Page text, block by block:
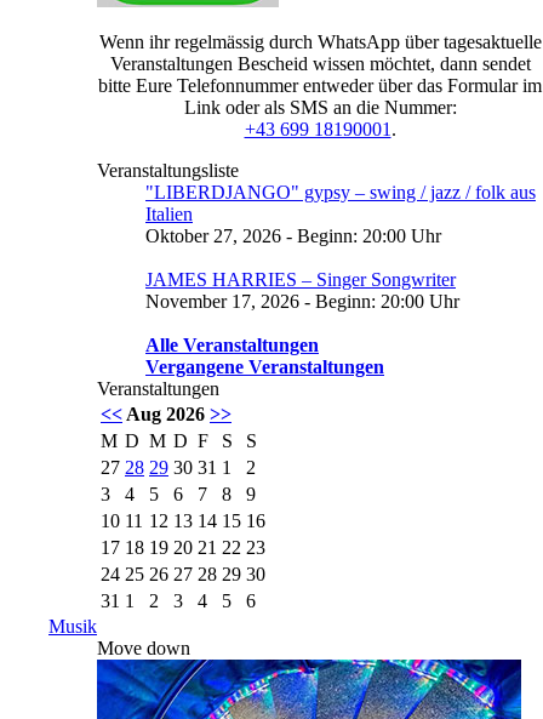
Wenn ihr regelmässig durch WhatsApp über tagesaktuelle
Veranstaltungen Bescheid wissen möchtet, dann sendet
bitte Eure Telefonnummer entweder über das Formular im
Link oder als SMS an die Nummer:
+43 699 18190001 .
Veranstaltungsliste
"LIBERDJANGO" gypsy – swing / jazz / folk aus
Italien
Oktober 27, 2026 - Beginn: 20:00 Uhr
JAMES HARRIES – Singer Songwriter
November 17, 2026 - Beginn: 20:00 Uhr
Alle Veranstaltungen
Vergangene Veranstaltungen
Veranstaltungen
<< Aug 2026 >>
M D M D F S
S
27 28 29 30 31 1
2
3
4 5 6 7 8
9
10 11 12 13 14 15 16
17 18 19 20 21 22 23
24 25 26 27 28 29 30
31 1 2 3 4 5
6
Musik
Move down